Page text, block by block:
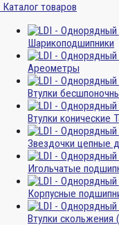
Каталог товаров
Шарикоподшипники
Ареометры
Втулки
Втулки конические
Звездочки цепные
Игольчатые
Корпусные
Втулки скольжения